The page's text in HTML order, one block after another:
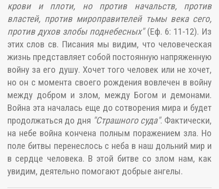
крови и плоти, но против начальств, против
властей, против мироправителей тьмы века сего,
против духов злобы поднебесных"(Еф. 6: 11-12). Из
этих слов св. Писания мы видим, что человеческая
жизнь представляет собой постоянную напряженную
войну за его душу. Хочет того человек или не хочет,
но он с момента своего рождения вовлечен в войну
между добром и злом, между Богом и демонами.
Война эта началась еще до сотворения мира и будет
продолжаться до дня "Страшного суда". Фактически,
на небе война кончена полным поражением зла. Но
поле битвы перенеслось с неба в наш дольний мир и
в сердце человека. В этой битве со злом нам, как
увидим, деятельно помогают добрые ангелы.